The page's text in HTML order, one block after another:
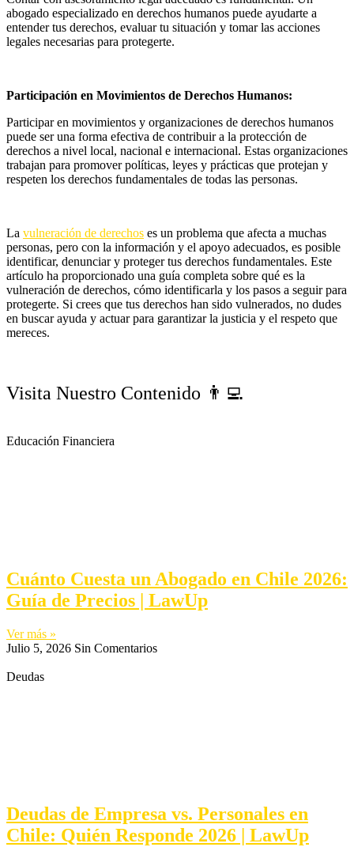
abogado especializado en derechos humanos puede ayudarte a
entender tus derechos, evaluar tu situación y tomar las acciones
legales necesarias para protegerte.
Participación en Movimientos de Derechos Humanos:
Participar en movimientos y organizaciones de derechos humanos
puede ser una forma efectiva de contribuir a la protección de
derechos a nivel local, nacional e internacional. Estas organizaciones
trabajan para promover políticas, leyes y prácticas que protejan y
respeten los derechos fundamentales de todas las personas.
La vulneración de derechos es un problema que afecta a muchas
personas, pero con la información y el apoyo adecuados, es posible
identificar, denunciar y proteger tus derechos fundamentales. Este
artículo ha proporcionado una guía completa sobre qué es la
vulneración de derechos, cómo identificarla y los pasos a seguir para
protegerte. Si crees que tus derechos han sido vulnerados, no dudes
en buscar ayuda y actuar para garantizar la justicia y el respeto que
mereces.
Visita Nuestro Contenido 👨‍💻
Educación Financiera
Cuánto Cuesta un Abogado en Chile 2026:
Guía de Precios | LawUp
Ver más »
Julio 5, 2026 Sin Comentarios
Deudas
Deudas de Empresa vs. Personales en
Chile: Quién Responde 2026 | LawUp